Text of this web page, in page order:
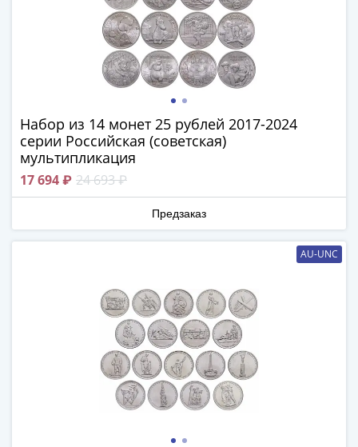
Греция
Древний
Рим
Византия
Золотая
Набор из 14 монет 25 рублей 2017-2024
серии Российская (советская)
мультипликация
17 694 ₽ 24 693 ₽
Предзаказ
AU-UNC